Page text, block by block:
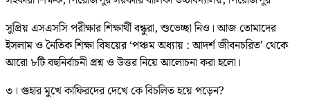
সুপ্রিয় এসএসসি পরীক্ষার শিক্ষার্থী বন্ধুরা, শুভেচ্ছা নিও। আজ তোমাদের
ইসলাম ও নৈতিক শিক্ষা বিষয়ের ‘পঞ্চম অধ্যায় : আদর্শ জীবনচরিত’ থেকে
আরো ৮টি বহুনির্বাচনী প্রশ্ন ও উত্তর নিয়ে আলোচনা করা হলো।
৩। গুহার মুখে কাফিরদের দেখে কে বিচলিত হয়ে পড়েন?